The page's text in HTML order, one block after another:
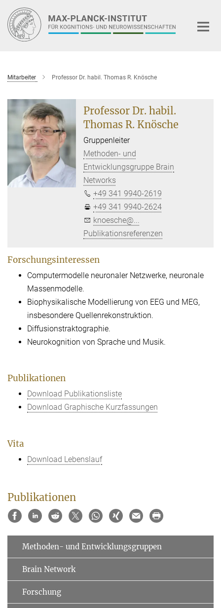
Hauptinhalt
Mitarbeiter Professor Dr. habil. Thomas R. Knösche
Professor Dr. habil.
Thomas R. Knösche
Gruppenleiter
Methoden- und
Entwicklungsgruppe Brain
Networks
+49 341 9940-2619
+49 341 9940-2624
knoesche@...
Publikationsreferenzen
Forschungsinteressen
Computermodelle neuronaler Netzwerke, neuronale
Massenmodelle.
Biophysikalische Modellierung von EEG und MEG,
insbesondere Quellenrekonstruktion.
Diffusionstraktographie.
Neurokognition von Sprache und Musik.
Publikationen
Download Publikationsliste
Download Graphische Kurzfassungen
Vita
Download Lebenslauf
Publikationen
Methoden- und Entwicklungsgruppen
Brain Network
Forschung